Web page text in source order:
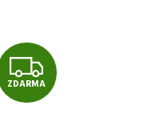
Z
D
ZDARMA